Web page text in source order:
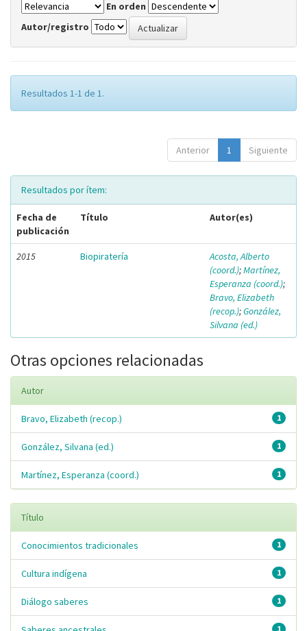
En orden
Autor/registro
Resultados 1-1 de 1.
Anterior 1 Siguiente
Resultados por ítem:
Fecha de
publicación
Título Autor(es)
2015 Biopiratería
Acosta, Alberto
(coord.);Martínez,
Esperanza (coord.);
Bravo, Elizabeth
(recop.);González,
Silvana (ed.)
Otras opciones relacionadas
Autor
1
Bravo, Elizabeth (recop.)
1
González, Silvana (ed.)
1
Martínez, Esperanza (coord.)
Título
1
Conocimientos tradicionales
1
Cultura indígena
1
Diálogo saberes
1